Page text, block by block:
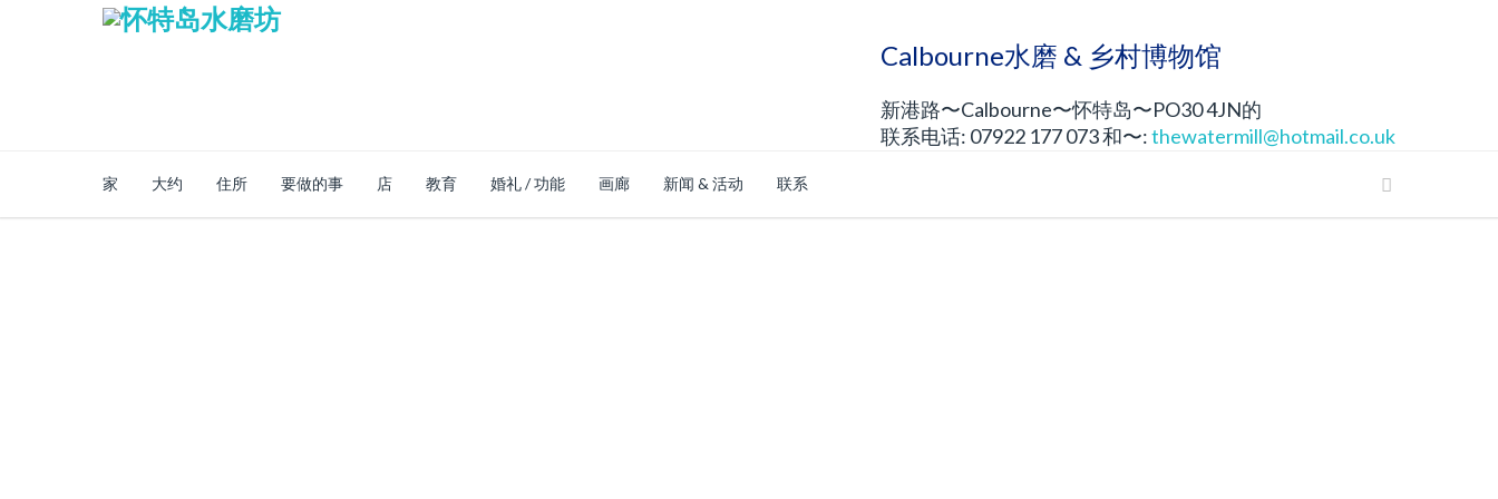
Calbourne水磨 & 乡村博物馆
新港路〜Calbourne〜怀特岛〜PO30 4JN的
联系电话: 07922 177 073 和〜:thewatermill@hotmail.co.uk
家 大约 住所 要做的事 店 教育 婚礼 / 功能 画廊 新闻 & 活动 联系